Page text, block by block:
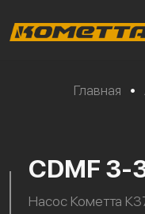
Главная •
CDMF 3-
Насос Кометта